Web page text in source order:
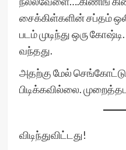
சைக்கிள்களின் சப்தம்
படம் முடிந்து ஒரு
வந்தது.
அதற்கு மேல்
பிடிக்கவில்லை.
விடிந்துவிட்டது!